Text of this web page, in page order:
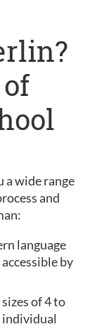
a wide range
and
language
by
of 4 to
individual